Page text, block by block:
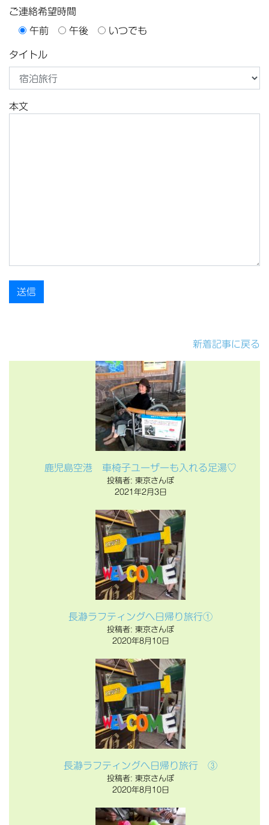
ご連絡希望時間
午前
午後 いつでも
タイトル
本文
新着記事に戻る
鹿児島空港 車椅子ユーザーも入れる足湯♡
投稿者: 東京さんぽ
2021年2月3日
長瀞ラフティングへ日帰り旅行①
投稿者: 東京さんぽ
2020年8月10日
長瀞ラフティングへ日帰り旅行 ③
投稿者: 東京さんぽ
2020年8月10日